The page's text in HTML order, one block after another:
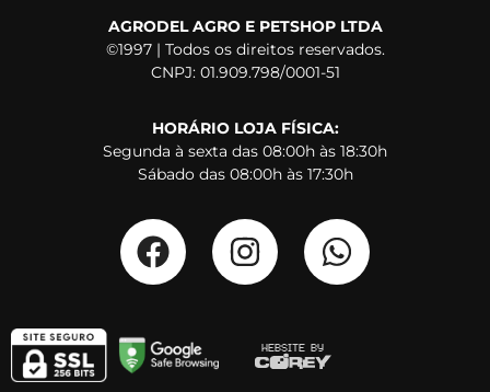
AGRODEL AGRO E PETSHOP LTDA
©1997 | Todos os direitos reservados.
CNPJ: 01.909.798/0001-51
HORÁRIO LOJA FÍSICA:
Segunda à sexta das 08:00h às 18:30h
Sábado das 08:00h às 17:30h